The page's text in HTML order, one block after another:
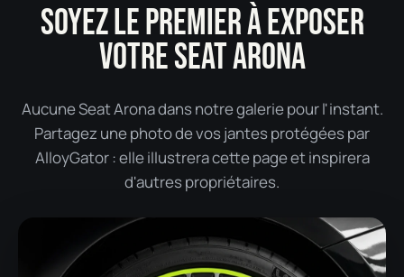
SOYEZ LE PREMIER À EXPOSER
VOTRE SEAT ARONA
Aucune Seat Arona dans notre galerie pour l'instant.
Partagez une photo de vos jantes protégées par
AlloyGator : elle illustrera cette page et inspirera
d'autres propriétaires.